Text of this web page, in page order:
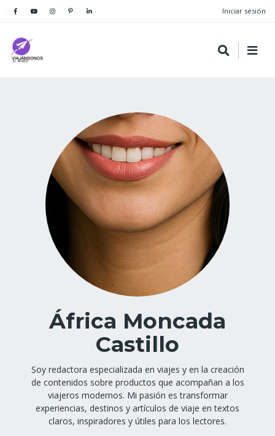
Iniciar sesión
África Moncada
Castillo
Soy redactora especializada en viajes y en la creación
de contenidos sobre productos que acompañan a los
viajeros modernos. Mi pasión es transformar
experiencias, destinos y artículos de viaje en textos
claros, inspiradores y útiles para los lectores.